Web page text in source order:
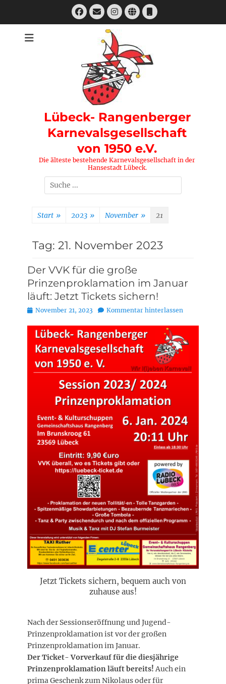
Facebook
E-
Mail
Instagram
WebsiteTelefon
Lübeck- Rangenberger
Karnevalsgesellschaft
von 1950 e.V.
Die älteste bestehende Karnevalsgesellschaft in der
Hansestadt Lübeck.
Suchen
nach:
Start » 2023 » November » 21
Tag: 21. November 2023
Der VVK für die große
Prinzenproklamation im Januar
läuft: Jetzt Tickets sichern!
Posted
November 21, 2023 Kommentar hinterlassen
Jetzt Tickets sichern, bequem auch von
zuhause aus!
Nach der Sessionseröffnung und Jugend-
Prinzenproklamation ist vor der großen
Prinzenproklamation im Januar.
Der Ticket- Vorverkauf für die diesjährige
Prinzenproklamation läuft bereits! Auch ein
prima Geschenk zum Nikolaus oder für